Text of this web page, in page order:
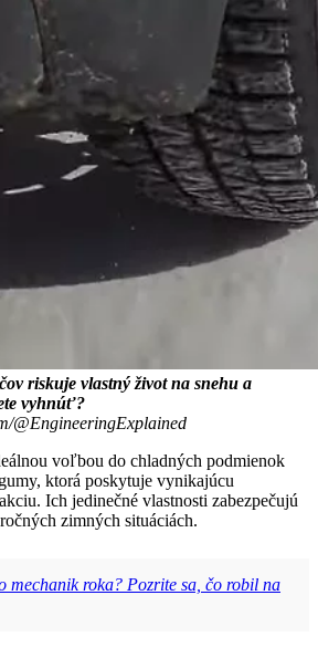
riskuje vlastný život na snehu a
vyhnúť?
@EngineeringExplained
voľbou do chladných podmienok
ktorá poskytuje vynikajúcu
Ich jedinečné vlastnosti zabezpečujú
zimných situáciách.
mechanik roka? Pozrite sa, čo robil na